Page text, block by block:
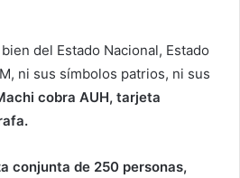
del Estado Nacional, Estado
ni sus símbolos patrios, ni sus
cobra AUH, tarjeta
conjunta de 250 personas,